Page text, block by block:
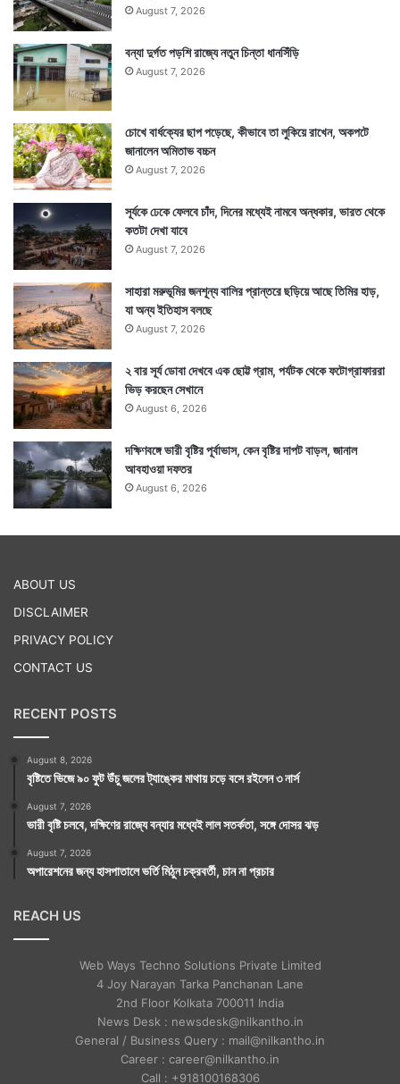
August 7, 2026
বন্যা দুর্গত পড়শি রাজ্যে নতুন চিন্তা ধানসিঁড়ি
August 7, 2026
চোখে বার্ধক্যের ছাপ পড়েছে, কীভাবে তা লুকিয়ে রাখেন, অকপটে
জানালেন অমিতাভ বচ্চন
August 7, 2026
সূর্যকে ঢেকে ফেলবে চাঁদ, দিনের মধ্যেই নামবে অন্ধকার, ভারত থেকে
কতটা দেখা যাবে
August 7, 2026
সাহারা মরুভূমির জনশূন্য বালির প্রান্তরে ছড়িয়ে আছে তিমির হাড়,
যা অন্য ইতিহাস বলছে
August 7, 2026
২ বার সূর্য ডোবা দেখবে এক ছোট্ট গ্রাম, পর্যটক থেকে ফটোগ্রাফাররা
ভিড় করছেন সেখানে
August 6, 2026
দক্ষিণবঙ্গে ভারী বৃষ্টির পূর্বাভাস, কেন বৃষ্টির দাপট বাড়ল, জানাল
আবহাওয়া দফতর
August 6, 2026
ABOUT US
DISCLAIMER
PRIVACY POLICY
CONTACT US
RECENT POSTS
August 8, 2026
বৃষ্টিতে ভিজে ৯০ ফুট উঁচু জলের ট্যাঙ্কের মাথায় চড়ে বসে রইলেন ৩ নার্স
August 7, 2026
ভারী বৃষ্টি চলবে, দক্ষিণের রাজ্যে বন্যার মধ্যেই লাল সতর্কতা, সঙ্গে দোসর ঝড়
August 7, 2026
অপারেশনের জন্য হাসপাতালে ভর্তি মিঠুন চক্রবর্তী, চান না প্রচার
REACH US
Web Ways Techno Solutions Private Limited
4 Joy Narayan Tarka Panchanan Lane
2nd Floor Kolkata 700011 India
News Desk : newsdesk@nilkantho.in
General / Business Query : mail@nilkantho.in
Career : career@nilkantho.in
Call : +918100168306